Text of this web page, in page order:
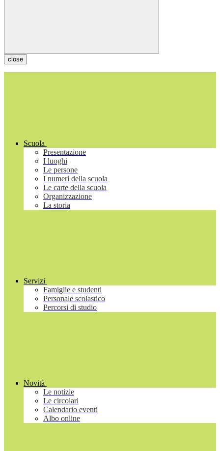
close
Scuola
Presentazione
I luoghi
Le persone
I numeri della scuola
Le carte della scuola
Organizzazione
La storia
Servizi
Famiglie e studenti
Personale scolastico
Percorsi di studio
Novità
Le notizie
Le circolari
Calendario eventi
Albo online